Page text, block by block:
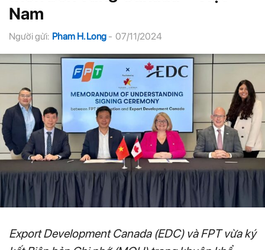
Nam
Người gửi: Pham H. Long - 07/11/2024
Export Development Canada (EDC) và FPT vừa ký